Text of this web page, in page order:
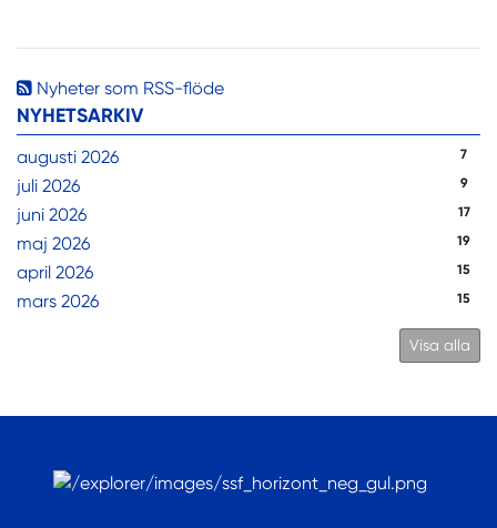
Nyheter som RSS-flöde
NYHETSARKIV
augusti 2026 7
juli 2026 9
juni 2026 17
maj 2026 19
april 2026 15
mars 2026 15
Visa alla